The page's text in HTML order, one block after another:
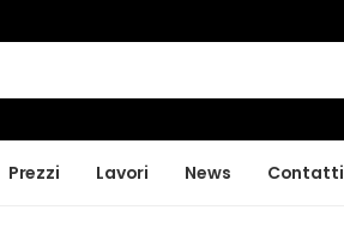
Prezzi Lavori News Contatti